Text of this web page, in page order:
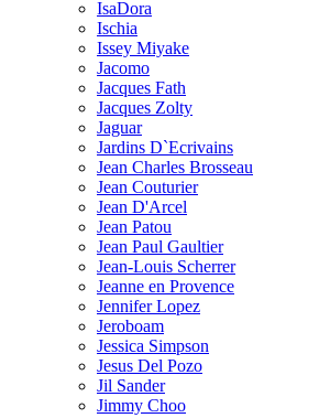
IsaDora
Ischia
Issey Miyake
Jacomo
Jacques Fath
Jacques Zolty
Jaguar
Jardins D`Ecrivains
Jean Charles Brosseau
Jean Couturier
Jean D'Arcel
Jean Patou
Jean Paul Gaultier
Jean-Louis Scherrer
Jeanne en Provence
Jennifer Lopez
Jeroboam
Jessica Simpson
Jesus Del Pozo
Jil Sander
Jimmy Choo